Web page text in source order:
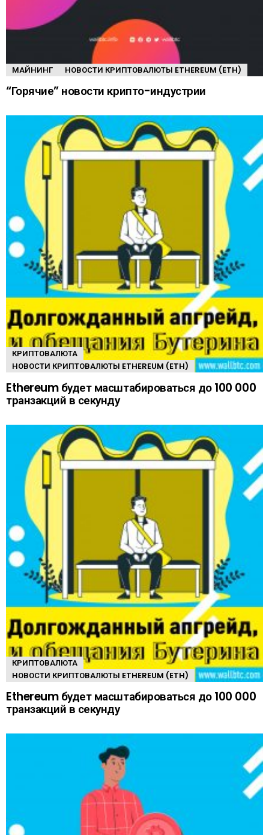
МАЙНИНГ НОВОСТИ КРИПТОВАЛЮТЫ ETHEREUM (ETH)
“Горячие” новости крипто-индустрии
КРИПТОВАЛЮТА
НОВОСТИ КРИПТОВАЛЮТЫ ETHEREUM (ETH)
Ethereum будет масштабироваться до 100 000
транзакций в секунду
КРИПТОВАЛЮТА
НОВОСТИ КРИПТОВАЛЮТЫ ETHEREUM (ETH)
Ethereum будет масштабироваться до 100 000
транзакций в секунду